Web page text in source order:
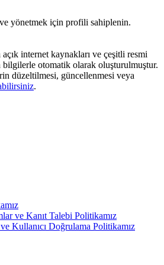
yönetmek için profili sahiplenin.
internet kaynakları ve çeşitli resmi
otomatik olarak oluşturulmuştur.
düzeltilmesi, güncellenmesi veya
.
ve Kanıt Talebi Politikamız
Kullanıcı Doğrulama Politikamız